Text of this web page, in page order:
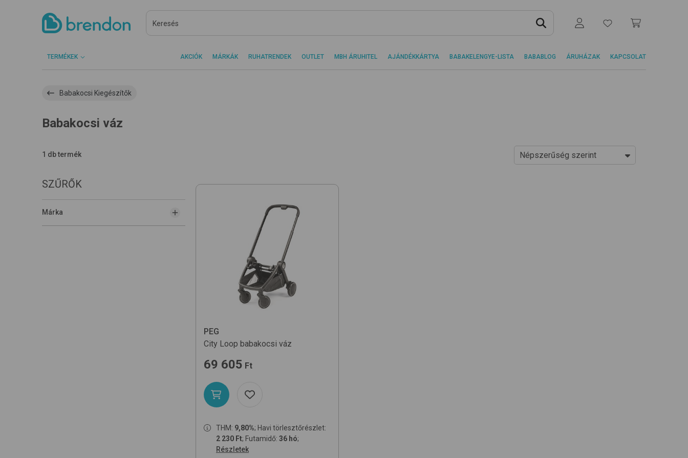
TERMÉKEK AKCIÓK MÁRKÁK RUHATRENDEK OUTLET MBH ÁRUHITEL AJÁNDÉKKÁRTYA BABAKELENGYE-LISTA BABABLOG ÁRUHÁZAK KAPCSOLAT
Babakocsi Kiegészítők
Babakocsi váz
1 db termék Népszerűség szerint
SZŰRŐK
Márka
PEG
City Loop babakocsi váz
69 605 Ft
THM: 9,80%; Havi törlesztőrészlet:
2 230 Ft; Futamidő: 36 hó;
Részletek